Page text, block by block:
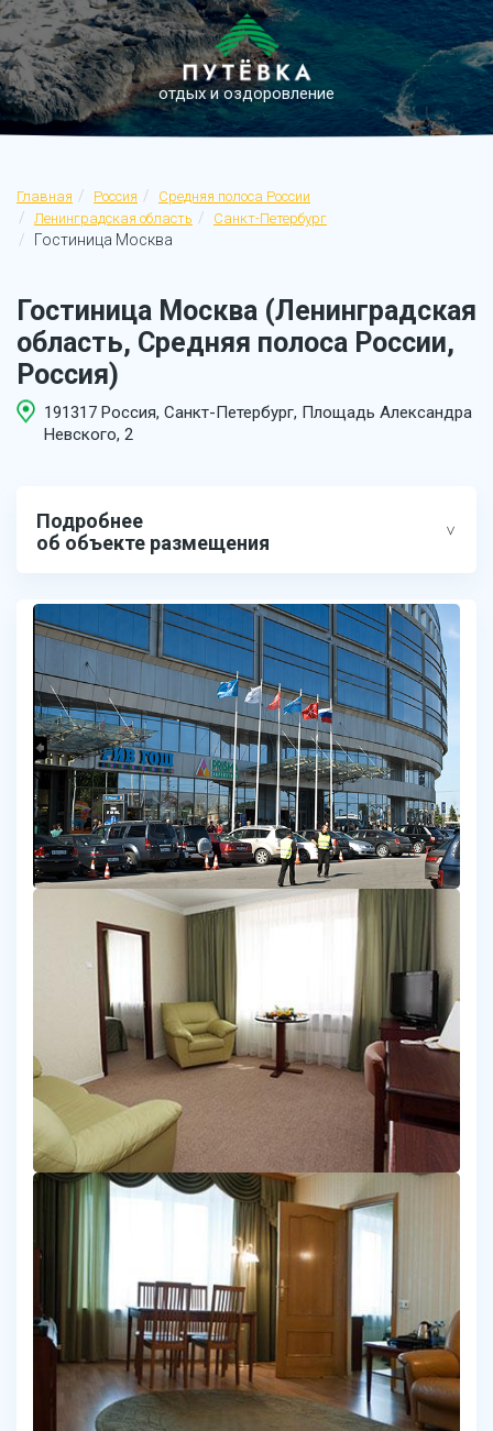
отдых и оздоровление
Главная Россия
Средняя полоса России
Ленинградская область
Санкт-Петербург
Гостиница Москва
Гостиница Москва (Ленинградская
область, Средняя полоса России,
Россия)
191317 Россия, Санкт-Петербург, Площадь Александра
Невского, 2
Подробнее
об объекте размещения